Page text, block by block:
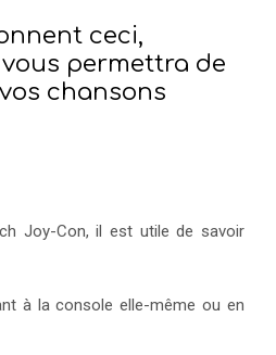
ceci,
permettra de
chansons
Joy-Con, il est utile de savoir
à la console elle-même ou en